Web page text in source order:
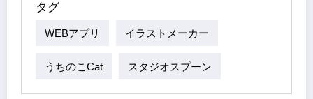
タグ
WEBアプリ イラストメーカー
うちのこcat スタジオスプーン